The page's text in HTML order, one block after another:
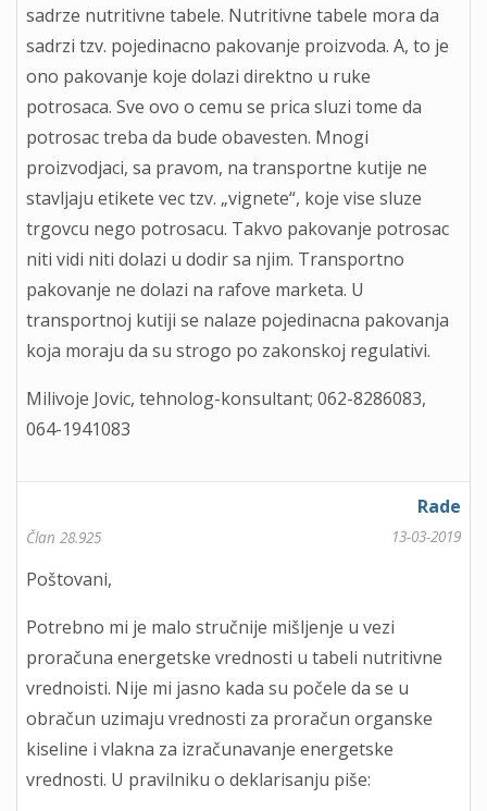
sadrze nutritivne tabele. Nutritivne tabele mora da
sadrzi tzv. pojedinacno pakovanje proizvoda. A, to je
ono pakovanje koje dolazi direktno u ruke
potrosaca. Sve ovo o cemu se prica sluzi tome da
potrosac treba da bude obavesten. Mnogi
proizvodjaci, sa pravom, na transportne kutije ne
stavljaju etikete vec tzv. „vignete“, koje vise sluze
trgovcu nego potrosacu. Takvo pakovanje potrosac
niti vidi niti dolazi u dodir sa njim. Transportno
pakovanje ne dolazi na rafove marketa. U
transportnoj kutiji se nalaze pojedinacna pakovanja
koja moraju da su strogo po zakonskoj regulativi.
Milivoje Jovic, tehnolog-konsultant; 062-8286083,
064-1941083
Rade
Član 28.925 13-03-2019
Poštovani,
Potrebno mi je malo stručnije mišljenje u vezi
proračuna energetske vrednosti u tabeli nutritivne
vrednoisti. Nije mi jasno kada su počele da se u
obračun uzimaju vrednosti za proračun organske
kiseline i vlakna za izračunavanje energetske
vrednosti. U pravilniku o deklarisanju piše: